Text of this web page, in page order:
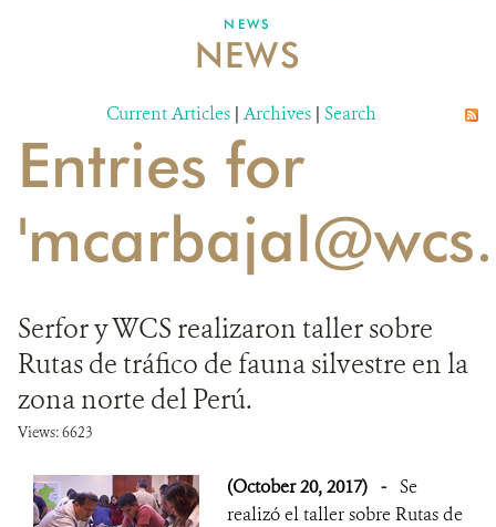
DONATE
NEWS
NEWS
Current Articles | Archives | Search
Entries for
Serfor y WCS realizaron taller sobre
Rutas de tráfico de fauna silvestre en la
zona norte del Perú.
Views: 6623
(October 20, 2017) - Se
realizó el taller sobre Rutas de